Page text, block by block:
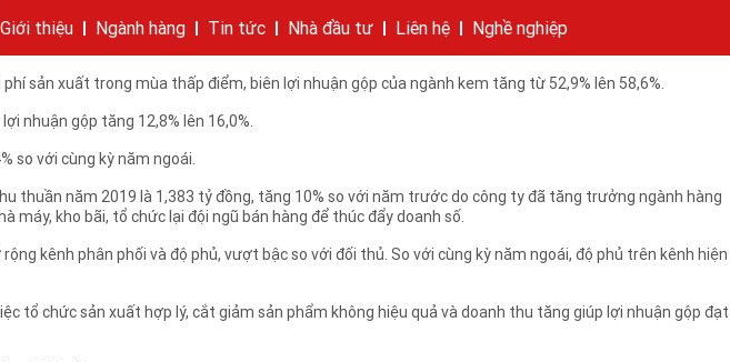
Giới thiệu Ngành hàng Tin tức Nhà đầu tư Liên hệ Nghề nghiệp
79% doanh thu toàn Tập đoàn, ngành lạnh chiếm 19% và các ngành khác chiếm 2%.
2018 chủ yếu chiến lược cao cấp hóa của Tập đoàn.
sản xuất trong mùa thấp điểm, biên lợi nhuận gộp của ngành kem tăng từ 52,9% lên 58,6%.
nhuận gộp tăng 12,8% lên 16,0%.
so với cùng kỳ năm ngoái.
thuần năm 2019 là 1,383 tỷ đồng, tăng 10% so với năm trước do công ty đã tăng trưởng ngành hàng
kho bãi, tổ chức lại đội ngũ bán hàng để thúc đẩy doanh số.
kênh phân phối và độ phủ, vượt bậc so với đối thủ. So với cùng kỳ năm ngoái, độ phủ trên kênh hiện
tổ chức sản xuất hợp lý, cắt giảm sản phẩm không hiệu quả và doanh thu tăng giúp lợi nhuận gộp đạt